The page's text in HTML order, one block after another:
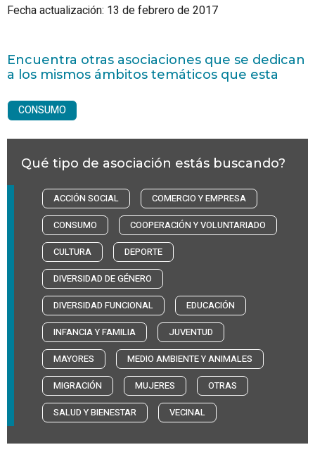
Fecha actualización: 13 de febrero de 2017
Encuentra otras asociaciones que se dedican
a los mismos ámbitos temáticos que esta
CONSUMO
Qué tipo de asociación estás buscando?
ACCIÓN SOCIAL
COMERCIO Y EMPRESA
CONSUMO
COOPERACIÓN Y VOLUNTARIADO
CULTURA
DEPORTE
DIVERSIDAD DE GÉNERO
DIVERSIDAD FUNCIONAL
EDUCACIÓN
INFANCIA Y FAMILIA
JUVENTUD
MAYORES
MEDIO AMBIENTE Y ANIMALES
MIGRACIÓN
MUJERES
OTRAS
SALUD Y BIENESTAR
VECINAL